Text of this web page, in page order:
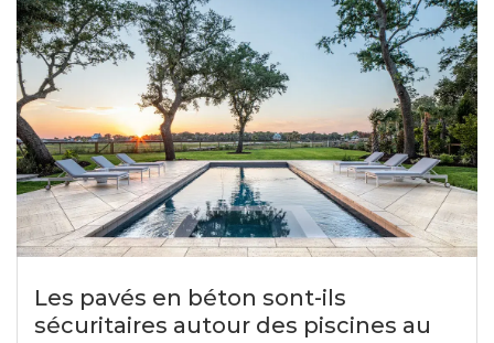
Les pavés en béton sont-ils
sécuritaires autour des piscines au